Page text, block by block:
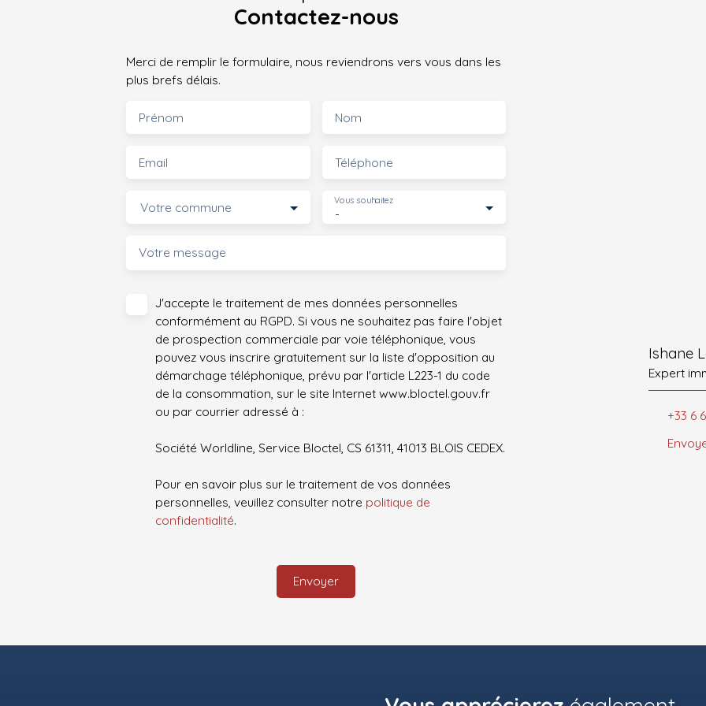
Contactez-nous
Merci de remplir le formulaire, nous reviendrons vers vous dans les
plus brefs délais.
Prénom Nom
Email Téléphone
Votre commune -
Vous souhaitez
Votre message
J'accepte le traitement de mes données personnelles
conformément au RGPD. Si vous ne souhaitez pas faire l'objet
de prospection commerciale par voie téléphonique, vous
pouvez vous inscrire gratuitement sur la liste d'opposition au
démarchage téléphonique, prévu par l'article L223-1 du code
de la consommation, sur le site Internet www.bloctel.gouv.fr
ou par courrier adressé à :
Société Worldline, Service Bloctel, CS 61311, 41013 BLOIS CEDEX.
Pour en savoir plus sur le traitement de vos données
personnelles, veuillez consulter notre politique de
confidentialité.
Envoyer
Ishane
Expert
+33 6